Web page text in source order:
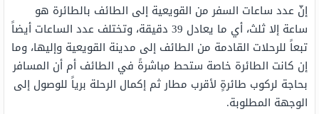
إنّ عدد ساعات السفر من القويعية إلى الطائف بالطائرة هو
ساعة إلا ثلث، أي ما يعادل 39 دقيقة، وتختلف عدد الساعات أيضاً
تبعاً للرحلات القادمة من الطائف إلى مدينة القويعية وإليها، وما
إن كانت الطائرة خاصة ستحط مباشرةً في الطائف أم أن المسافر
بحاجة لركوب طائرةٍ لأقرب مطار ثم إكمال الرحلة برياً للوصول إلى
الوجهة المطلوبة.